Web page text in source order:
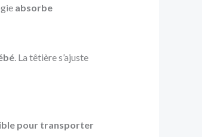
absorbe
. La têtière s’ajuste
pour transporter